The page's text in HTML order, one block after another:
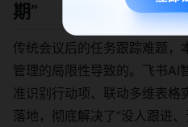
期”
传统会议后的任务跟踪难题，
管理的局限性导致的。飞书AI
准识别行动项、联动多维表格
落地，彻底解决了“没人跟进、